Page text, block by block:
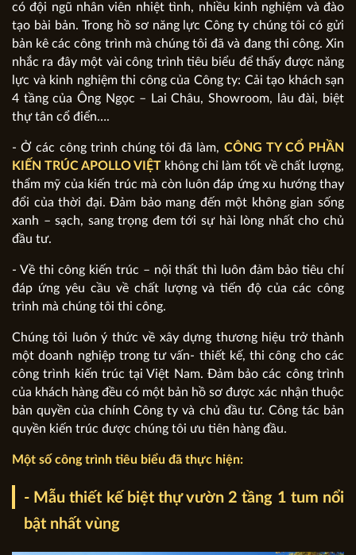
có đội ngũ nhân viên nhiệt tình, nhiều kinh nghiệm và đào
tạo bài bản. Trong hồ sơ năng lực Công ty chúng tôi có gửi
bản kê các công trình mà chúng tôi đã và đang thi công. Xin
nhắc ra đây một vài công trình tiêu biểu để thấy được năng
lực và kinh nghiệm thi công của Công ty: Cải tạo khách sạn
4 tầng của Ông Ngọc – Lai Châu, Showroom, lâu đài, biệt
thự tân cổ điển….
- Ở các công trình chúng tôi đã làm, CÔNG TY CỔ PHẦN
KIẾN TRÚC APOLLO VIỆT không chỉ làm tốt về chất lượng,
thẩm mỹ của kiến trúc mà còn luôn đáp ứng xu hướng thay
đổi của thời đại. Đảm bảo mang đến một không gian sống
xanh – sạch, sang trọng đem tới sự hài lòng nhất cho chủ
đầu tư.
- Về thi công kiến trúc – nội thất thì luôn đảm bảo tiêu chí
đáp ứng yêu cầu về chất lượng và tiến độ của các công
trình mà chúng tôi thi công.
Chúng tôi luôn ý thức về xây dựng thương hiệu trở thành
một doanh nghiệp trong tư vấn- thiết kế, thi công cho các
công trình kiến trúc tại Việt Nam. Đảm bảo các công trình
của khách hàng đều có một bản hồ sơ được xác nhận thuộc
bản quyền của chính Công ty và chủ đầu tư. Công tác bản
quyền kiến trúc được chúng tôi ưu tiên hàng đầu.
Một số công trình tiêu biểu đã thực hiện:
- Mẫu thiết kế biệt thự vườn 2 tầng 1 tum nổi
bật nhất vùng